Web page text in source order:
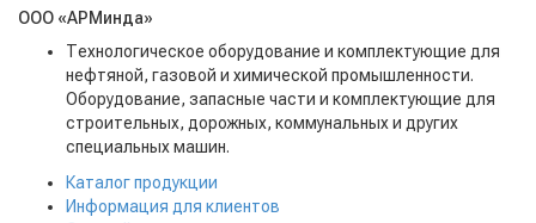
ООО «АРМинда»
Технологическое оборудование и комплектующие для
нефтяной, газовой и химической промышленности.
Оборудование, запасные части и комплектующие для
строительных, дорожных, коммунальных и других
специальных машин.
Каталог продукции
Информация для клиентов